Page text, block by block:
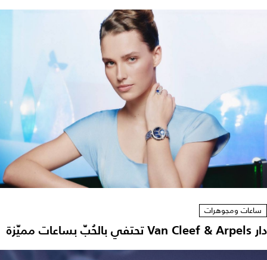
ساعات ومجوهرات
دار Van Cleef & Arpels تحتفي بالحُبّ بساعات مميّزة